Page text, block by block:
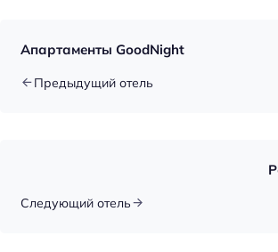
Парковка
Достижения
Апартаменты GoodNight
Предыдущий отель
Следующий отель